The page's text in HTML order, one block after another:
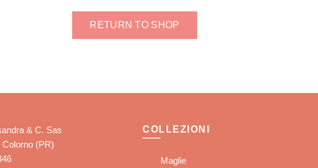
RETURN TO SHOP
& C. Sas
(PR)
COLLEZIONI
Maglie